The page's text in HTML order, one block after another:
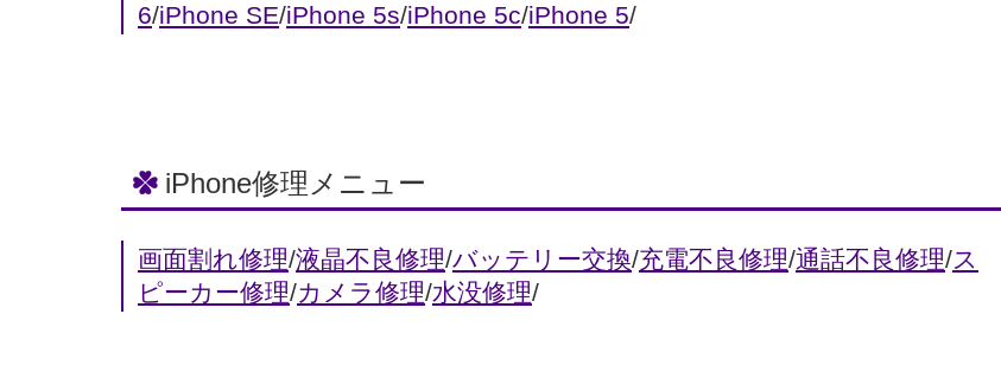
6/iPhone SE/iPhone 5s/iPhone 5c/iPhone 5/
iPhone修理メニュー
画面割れ修理/液晶不良修理/バッテリー交換/充電不良修理/通話不良修理/ス
ピーカー修理/カメラ修理/水没修理/